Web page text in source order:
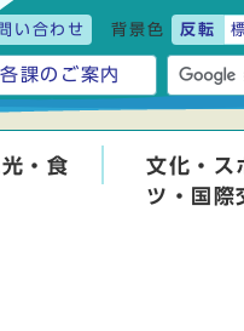
い合わせ 背景色 反転
各課のご案内
・食
文化・ス
ツ・国際